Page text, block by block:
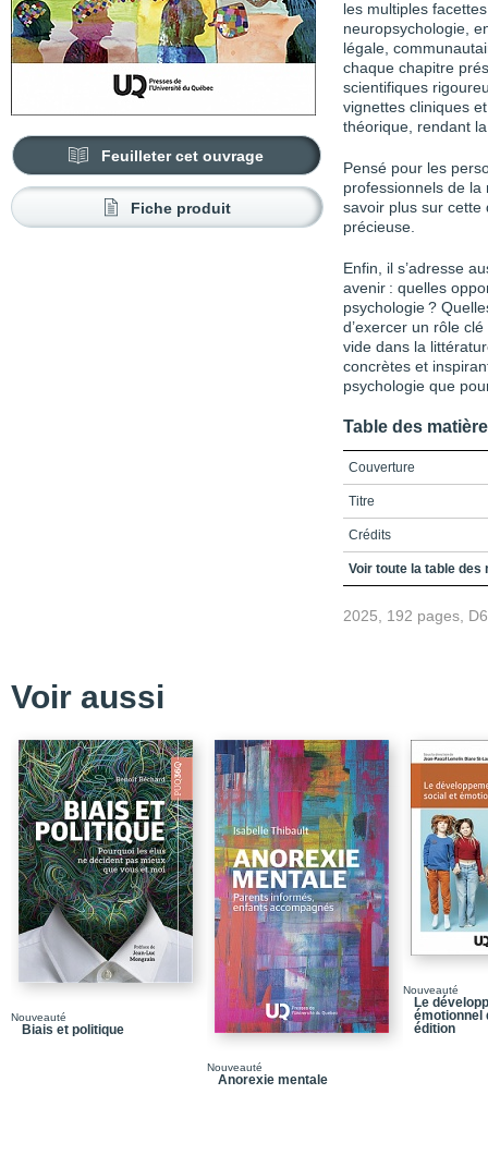
Feuilleter cet ouvrage
Fiche produit
les multiples
neuro­psychologie,
légale,
chaque chapitre
scientifiques
vignettes cliniques
théorique, rendant
Pensé pour les
professionnels de la
savoir plus sur cette
précieuse.
Enfin, il s’adresse
avenir : quelles
psychologie ?
d’exercer un rôle
vide dans la
concrètes et
psychologie que
Table des
Couverture
Titre
Crédits
Table des matières
Principales
Environnement de
Formation et
Présentation d’une
Conclusion
Références
Chapitre 2 / La
Nature de la pratique
Fondements théoriques
Voir toute la table des
2025, 192 pages,
Voir aussi
Nouveauté
Biais et politique
Nouveauté
Anorexie mentale
Nouveauté
Le
émotionnel
édition